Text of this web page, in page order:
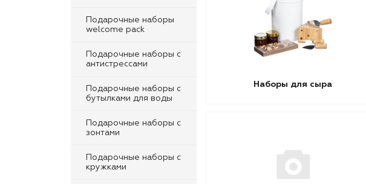
Подарочные наборы
welcome pack
Подарочные наборы с
антистрессами
Подарочные наборы с
бутылками для воды
Подарочные наборы с
зонтами
Подарочные наборы с
кружками
Наборы для сыра